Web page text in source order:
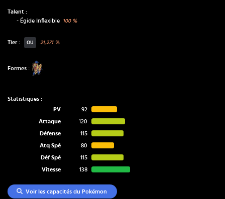
Talent :
- Égide Inflexible 100%
Tier : OU 21,271%
Formes :
Statistiques :
PV
92
Attaque
120
Défense
115
Atq Spé
80
Déf Spé
115
Vitesse
138
Voir les capacités du Pokémon